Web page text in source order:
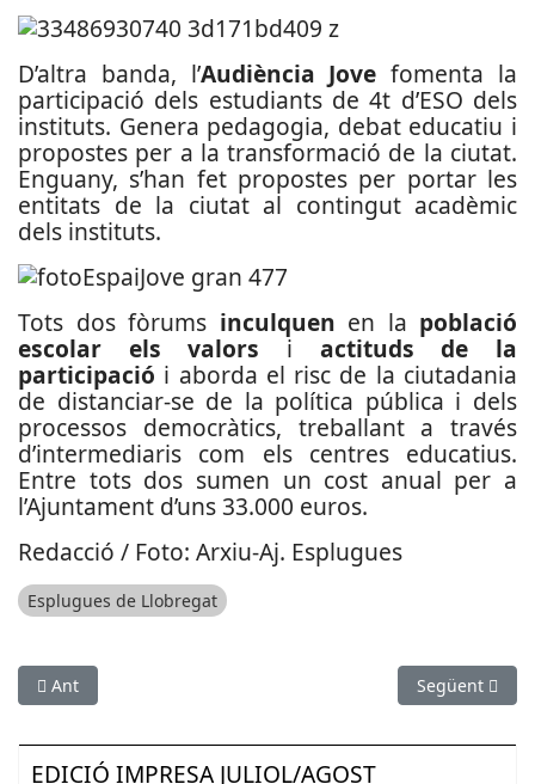
D’altra banda, l’Audiència Jove fomenta la
participació dels estudiants de 4t d’ESO dels
instituts. Genera pedagogia, debat educatiu i
propostes per a la transformació de la ciutat.
Enguany, s’han fet propostes per portar les
entitats de la ciutat al contingut acadèmic
dels instituts.
Tots dos fòrums inculquen en la població
escolar els valors i actituds de la
participació i aborda el risc de la ciutadania
de distanciar-se de la política pública i dels
processos democràtics, treballant a través
d’intermediaris com els centres educatius.
Entre tots dos sumen un cost anual per a
l’Ajuntament d’uns 33.000 euros.
Redacció / Foto: Arxiu-Aj. Esplugues
Esplugues de Llobregat
Article anterior: Front comú per reivindicar la finalització de
Ant Article
Següent
EDICIÓ IMPRESA JULIOL/AGOST